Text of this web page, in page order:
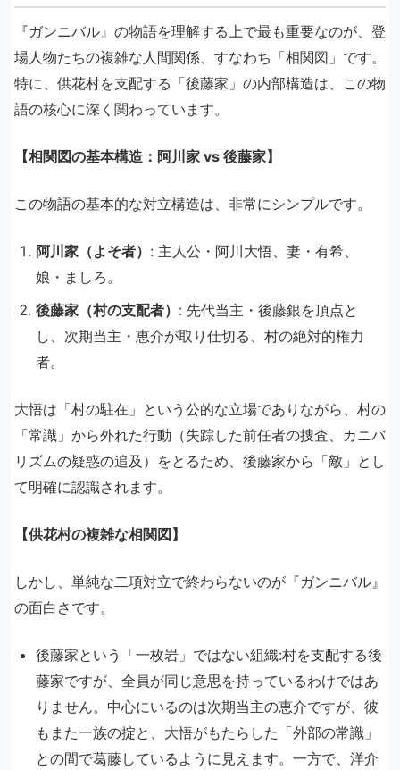
『ガンニバル』の物語を理解する上で最も重要なのが、登
場人物たちの複雑な人間関係、すなわち「相関図」です。
特に、供花村を支配する「後藤家」の内部構造は、この物
語の核心に深く関わっています。
【相関図の基本構造：阿川家 vs 後藤家】
この物語の基本的な対立構造は、非常にシンプルです。
阿川家（よそ者） : 主人公・阿川大悟、妻・有希、
娘・ましろ。
後藤家（村の支配者） : 先代当主・後藤銀を頂点と
し、次期当主・恵介が取り仕切る、村の絶対的権力
者。
大悟は「村の駐在」という公的な立場でありながら、村の
「常識」から外れた行動（失踪した前任者の捜査、カニバ
リズムの疑惑の追及）をとるため、後藤家から「敵」とし
て明確に認識されます。
【供花村の複雑な相関図】
しかし、単純な二項対立で終わらないのが『ガンニバル』
の面白さです。
後藤家という「一枚岩」ではない組織:村を支配する後
藤家ですが、全員が同じ意思を持っているわけではあ
りません。中心にいるのは次期当主の恵介ですが、彼
もまた一族の掟と、大悟がもたらした「外部の常識」
との間で葛藤しているように見えます。一方で、洋介